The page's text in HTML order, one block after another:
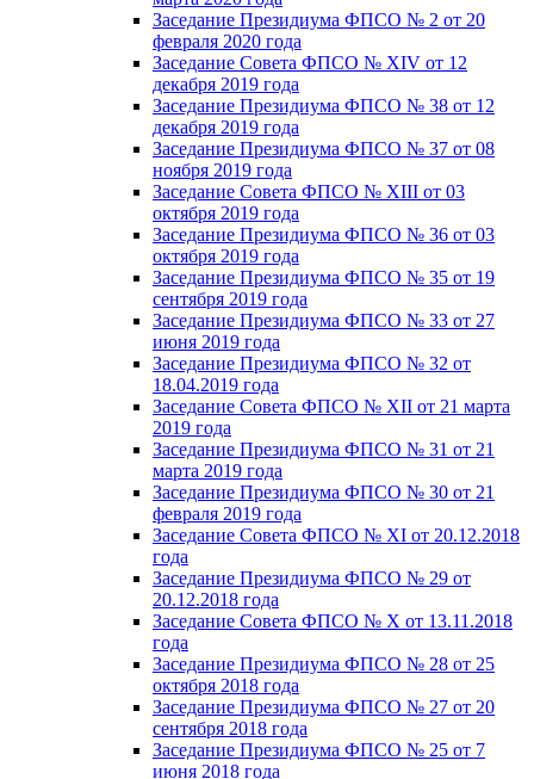
Заседание Президиума ФПСО № 2 от 20
февраля 2020 года
Заседание Совета ФПСО № XIV от 12
декабря 2019 года
Заседание Президиума ФПСО № 38 от 12
декабря 2019 года
Заседание Президиума ФПСО № 37 от 08
ноября 2019 года
Заседание Совета ФПСО № XIII от 03
октября 2019 года
Заседание Президиума ФПСО № 36 от 03
октября 2019 года
Заседание Президиума ФПСО № 35 от 19
сентября 2019 года
Заседание Президиума ФПСО № 33 от 27
июня 2019 года
Заседание Президиума ФПСО № 32 от
18.04.2019 года
Заседание Совета ФПСО № XII от 21 марта
2019 года
Заседание Президиума ФПСО № 31 от 21
марта 2019 года
Заседание Президиума ФПСО № 30 от 21
февраля 2019 года
Заседание Совета ФПСО № XI от 20.12.2018
года
Заседание Президиума ФПСО № 29 от
20.12.2018 года
Заседание Совета ФПСО № X от 13.11.2018
года
Заседание Президиума ФПСО № 28 от 25
октября 2018 года
Заседание Президиума ФПСО № 27 от 20
сентября 2018 года
Заседание Президиума ФПСО № 25 от 7
июня 2018 года